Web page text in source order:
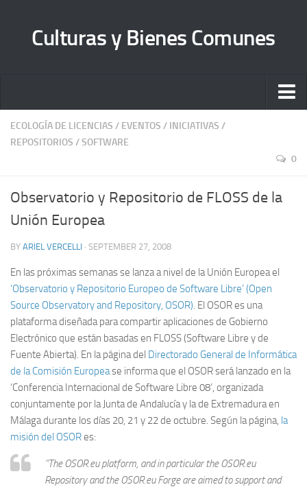
Culturas y Bienes Comunes
Inicio
Quienes somos
Manifiesto
Bienes Comunes A. C.
Contacto
ECOLOGÍA DE LICENCIAS / EVENTOS / INICIATIVAS /
REPOSITORIOS /SOFTWARE
0
Observatorio y Repositorio de FLOSS de la
Unión Europea
BY ARIEL VERCELLI · SEPTEMBER 27, 2008
En las próximas semanas se lanza a nivel de la Unión Europea el
‘Observatorio y Repositorio Europeo de Software Libre’ (Open
Source Observatory and Repository, OSOR). El OSOR es una
plataforma diseñada para compartir aplicaciones de Gobierno
Electrónico que están basadas en FLOSS (Software Libre y de
Fuente Abierta). En la página del Directorado General de Informática
de la Comisión Europease informa que el OSOR será lanzado en la
‘Conferencia Internacional de Software Libre 08’, organizada
conjuntamente por la Junta de Andalucía y la de Extremadura en
Málaga durante los días 20, 21 y 22 de octubre. Según la página, la
misión del OSORes:
“The OSOR.eu platform, and in particular the OSOR.eu
Repository and the OSOR.eu Forge are aimed to support and